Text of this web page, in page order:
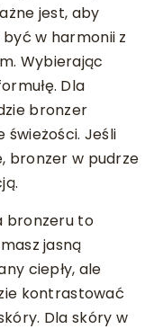
jest, aby
w harmonii z
Wybierając
Dla
bronzer
świeżości. Jeśli
bronzer w pudrze
bronzeru to
jasną
ciepły, ale
kontrastować
Dla skóry w